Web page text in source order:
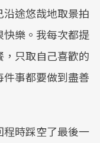
途悠哉地取景拍
樂。我每次都提
只取自己喜歡的
事都要做到盡善
時踩空了最後一